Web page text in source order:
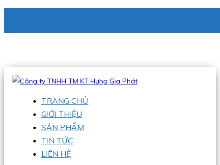
Hotline:0938 336 079
TRANG CHỦ
GIỚI THIỆU
SẢN PHẨM
TIN TỨC
LIÊN HỆ